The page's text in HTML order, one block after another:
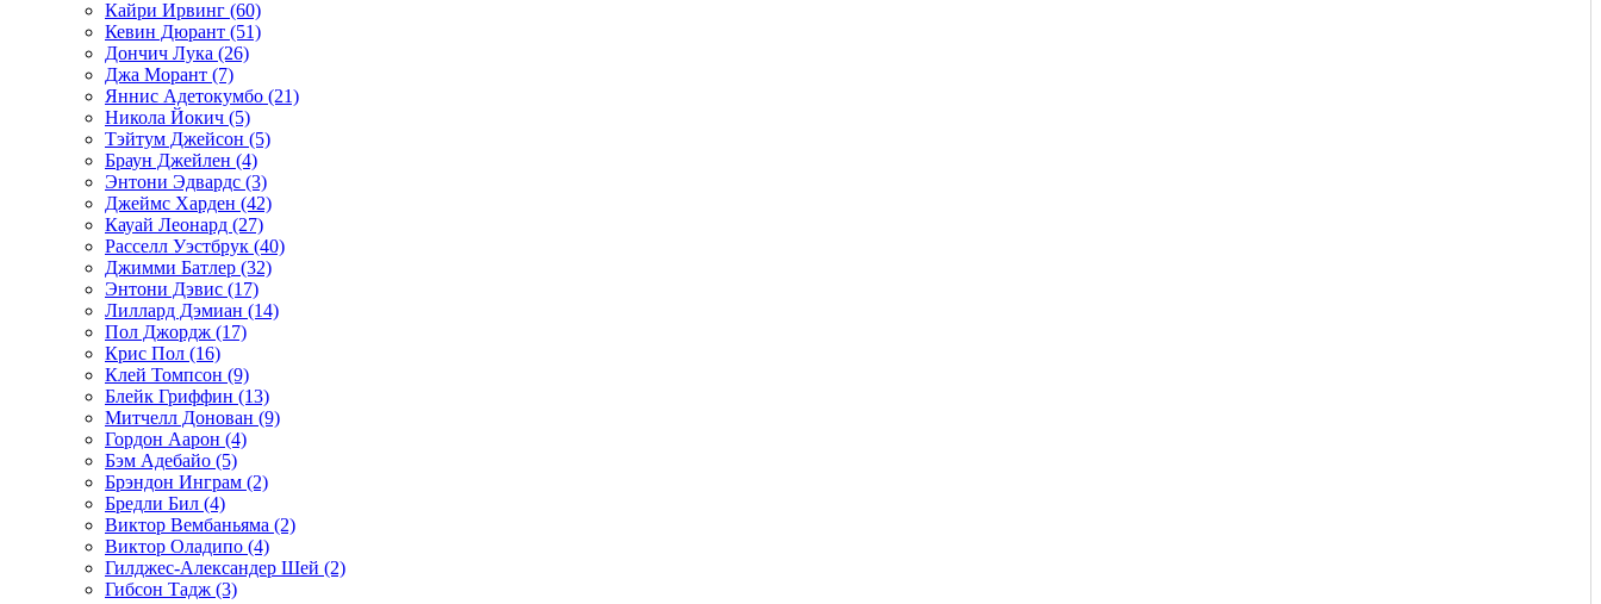
Кайри Ирвинг (60)
Кевин Дюрант (51)
Дончич Лука (26)
Джа Морант (7)
Яннис Адетокумбо (21)
Никола Йокич (5)
Тэйтум Джейсон (5)
Браун Джейлен (4)
Энтони Эдвардс (3)
Джеймс Харден (42)
Кауай Леонард (27)
Расселл Уэстбрук (40)
Джимми Батлер (32)
Энтони Дэвис (17)
Лиллард Дэмиан (14)
Пол Джордж (17)
Крис Пол (16)
Клей Томпсон (9)
Блейк Гриффин (13)
Митчелл Донован (9)
Гордон Аарон (4)
Бэм Адебайо (5)
Брэндон Инграм (2)
Бредли Бил (4)
Виктор Вембаньяма (2)
Виктор Оладипо (4)
Гилджес-Александер Шей (2)
Гибсон Тадж (3)